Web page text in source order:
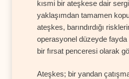
kısmi bir ateşkese dair
yaklaşımdan tamamen
ateşkes, barındırdığı
operasyonel düzeyde fayda
bir fırsat penceresi olarak
Ateşkes; bir yandan